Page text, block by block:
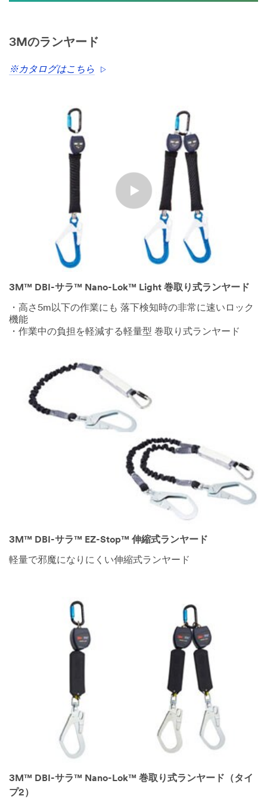
3Mのランヤード
※カタログはこちら
Video Transcript
3M™ DBI-サラ™ Nano-Lok™ Light 巻取り式ランヤード
・高さ5m以下の作業にも 落下検知時の非常に速いロック
機能
・作業中の負担を軽減する軽量型 巻取り式ランヤード
3M™ DBI-サラ™ EZ-Stop™ 伸縮式ランヤード
軽量で邪魔になりにくい伸縮式ランヤード
3M™ DBI-サラ™ Nano-Lok™ 巻取り式ランヤード（タイ
プ2）